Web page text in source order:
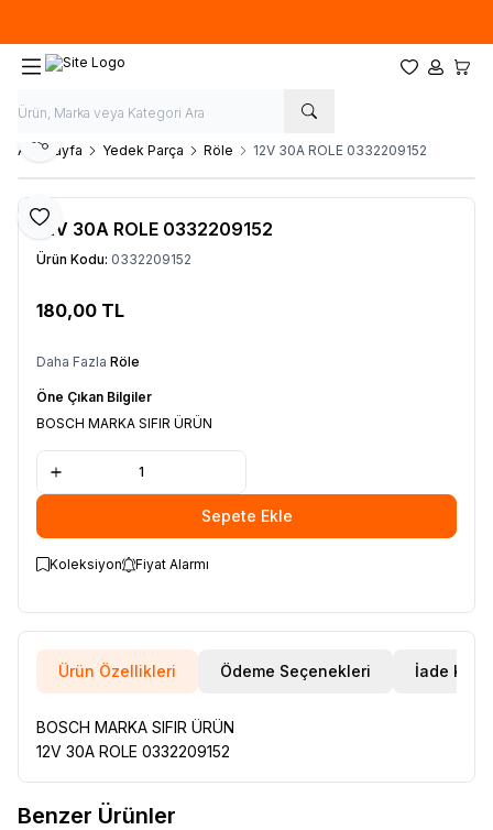
Favorilerim
Hesabım
Ana Sayfa Yedek Parça Röle 12V 30A ROLE 0332209152
Favoriye Ekle
Paylaş
12V 30A ROLE 0332209152
Ürün Kodu: 0332209152
180,00 TL
Daha Fazla Röle
Öne Çıkan Bilgiler
BOSCH MARKA SIFIR ÜRÜN
Sepete Ekle
Koleksiyon Fiyat Alarmı
Ürün Özellikleri Ödeme Seçenekleri İade
BOSCH MARKA SIFIR ÜRÜN
12V 30A ROLE 0332209152
Benzer Ürünler